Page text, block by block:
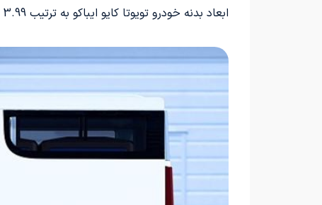
ابعاد بدنه خودرو تویوتا کایو ایباکو به ترتیب 3.99 متر در طول، 1.79 متر در عرض، 1.855 متر در ارتفاع و 2.8 متر در فاصله بین محورها مشخص شده است.